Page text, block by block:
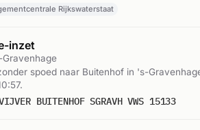
Rijkswaterstaat
inzet
spoed naar Buitenhof in 's-
BUITENHOF SGRAVH VWS 15133